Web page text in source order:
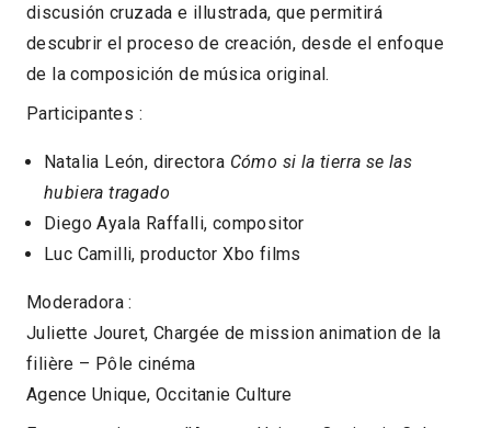
discusión cruzada e illustrada, que permitirá
descubrir el proceso de creación, desde el enfoque
de la composición de música original.
Participantes :
Natalia León, directora Cómo si la tierra se las
hubiera tragado
Diego Ayala Raffalli, compositor
Luc Camilli, productor Xbo films
Moderadora :
Juliette Jouret, Chargée de mission animation de la
filière – Pôle cinéma
Agence Unique, Occitanie Culture